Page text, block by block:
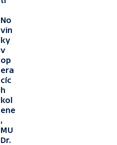
No
vin
ky
v
op
era
cíc
h
kol
ene
,
MU
Dr.